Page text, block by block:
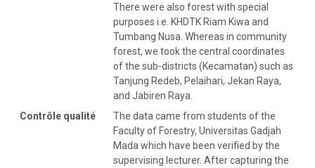
There were also forest with special
purposes i.e. KHDTK Riam Kiwa and
Tumbang Nusa. Whereas in community
forest, we took the central coordinates
of the sub-districts (Kecamatan) such as
Tanjung Redeb, Pelaihari, Jekan Raya,
and Jabiren Raya.
Contrôle qualité
The data came from students of the
Faculty of Forestry, Universitas Gadjah
Mada which have been verified by the
supervising lecturer. After capturing the